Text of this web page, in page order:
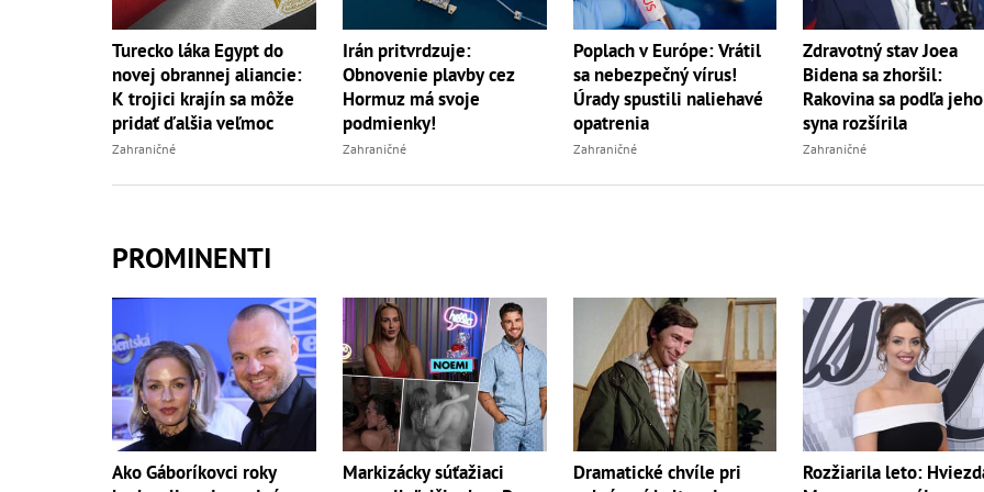
Turecko láka Egypt do
novej obrannej aliancie:
K trojici krajín sa môže
pridať ďalšia veľmoc
Zahraničné
Irán pritvrdzuje:
Obnovenie plavby cez
Hormuz má svoje
podmienky!
Zahraničné
Poplach v Európe: Vrátil
sa nebezpečný vírus!
Úrady spustili naliehavé
opatrenia
Zahraničné
Zdravotný stav Joea
Bidena sa zhoršil:
Rakovina sa podľa jeho
syna rozšírila
Zahraničné
PROMINENTI
Ako Gáboríkovci roky
Markizácky súťažiaci
Dramatické chvíle pri
Rozžiarila leto: